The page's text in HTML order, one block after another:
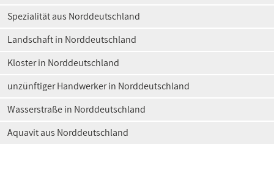
Spezialität aus Norddeutschland
Landschaft in Norddeutschland
Kloster in Norddeutschland
unzünftiger Handwerker in Norddeutschland
Wasserstraße in Norddeutschland
Aquavit aus Norddeutschland